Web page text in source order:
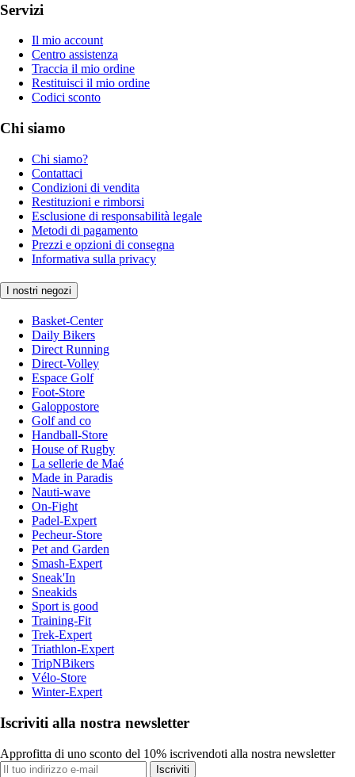
Servizi
Il mio account
Centro assistenza
Traccia il mio ordine
Restituisci il mio ordine
Codici sconto
Chi siamo
Chi siamo?
Contattaci
Condizioni di vendita
Restituzioni e rimborsi
Esclusione di responsabilità legale
Metodi di pagamento
Prezzi e opzioni di consegna
Informativa sulla privacy
I nostri negozi
Basket-Center
Daily Bikers
Direct Running
Direct-Volley
Espace Golf
Foot-Store
Galoppostore
Golf and co
Handball-Store
House of Rugby
La sellerie de Maé
Made in Paradis
Nauti-wave
On-Fight
Padel-Expert
Pecheur-Store
Pet and Garden
Smash-Expert
Sneak'In
Sneakids
Sport is good
Training-Fit
Trek-Expert
Triathlon-Expert
TripNBikers
Vélo-Store
Winter-Expert
Iscriviti alla nostra newsletter
Approfitta di uno sconto del 10% iscrivendoti alla nostra newsletter
Iscriviti